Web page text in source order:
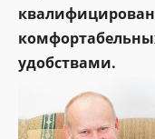
удобствами.